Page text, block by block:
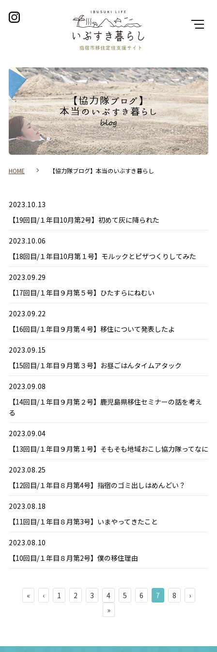
【協力隊ブログ】
本当のいぶすき暮らし
HOME 【協力隊ブログ】本当のいぶすき暮らし
2023.10.13
【19回目/１年目10月第2号】初めて灰に降られた
2023.10.06
【18回目/１年目10月第１号】モルックとピザつくりしてみた
2023.09.29
【17回目/１年目９月第５号】ひたすらにねむい
2023.09.22
【16回目/１年目９月第４号】移住について発表したよ
2023.09.15
【15回目/１年目９月第３号】お昼ごはんタイムアタック
2023.09.08
【14回目/１年目９月第２号】鹿児島県移住セミナーの話を考え
る
2023.09.04
【13回目/１年目９月第１号】そもそも地域おこし協力隊ってなに
2023.08.25
【12回目/１年目８月第4号】指宿のゴミ出しはめんどい？
2023.08.18
【11回目/１年目８月第3号】いまやってきたこと
2023.08.10
【10回目/１年目８月第2号】僕の移住理由
« ‹ 1 2 3 4 5 6 7 8
›
»